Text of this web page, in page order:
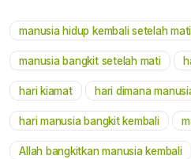
manusia hidup kembali setelah mati
manusia bangkit setelah mati
hari kiamat hari dimana
hari manusia bangkit kembali
Allah bangkitkan manusia kembali